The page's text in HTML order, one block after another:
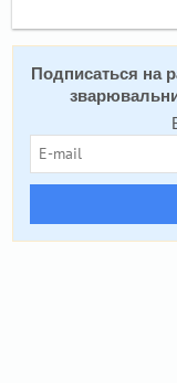
Подписаться на